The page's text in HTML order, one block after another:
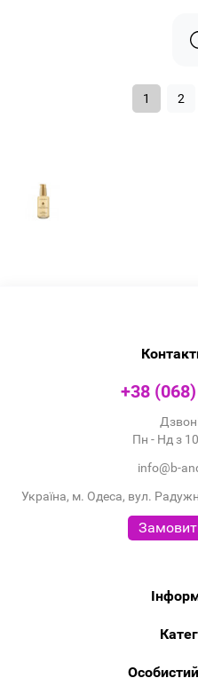
1 2
+38
Пн - Нд з
info@b-
Україна, м. Одеса, вул.